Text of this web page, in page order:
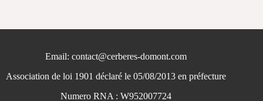
Email: contact@cerberes-domont.com
Association de loi 1901 déclaré le 05/08/2013 en préfecture
Numero RNA : W952007724